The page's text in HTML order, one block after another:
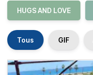
HUGS AND LOVE
Tous GIF